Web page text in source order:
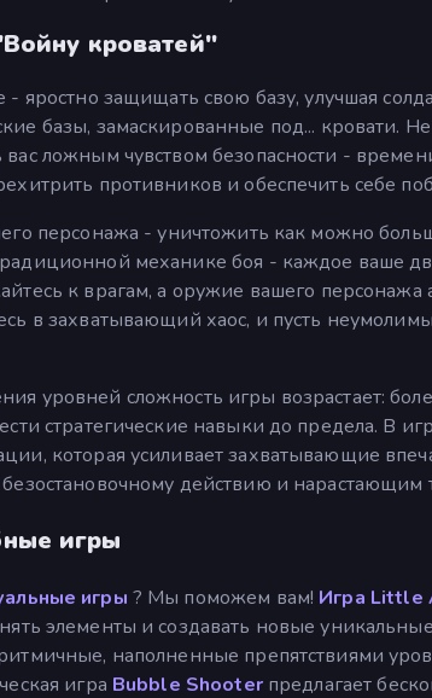
кроватей"
яростно защищать свою базу, улучшая
базы, замаскированные под... кровати.
вас ложным чувством безопасности -
противников и обеспечить себе
персонажа - уничтожить как можно
механике боя - каждое ваше
к врагам, а оружие вашего персонажа
в захватывающий хаос, и пусть
уровней сложность игры возрастает:
стратегические навыки до предела. В
которая усиливает захватывающие
безостановочному действию и нарастающим
игры
игры ? Мы поможем вам! Игра Little
элементы и создавать новые
наполненные препятствиями
игра Bubble Shooter предлагает